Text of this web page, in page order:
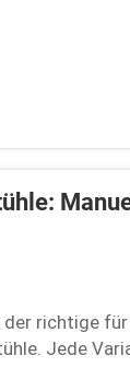
zur Seite
Pflege
richtige
Jede